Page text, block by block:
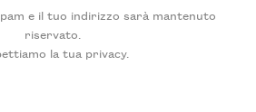
e il tuo indirizzo sarà mantenuto
riservato.
la tua privacy.